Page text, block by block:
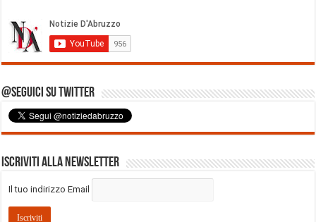
@Seguici su Twitter
Iscriviti alla Newsletter
Il tuo indirizzo Email